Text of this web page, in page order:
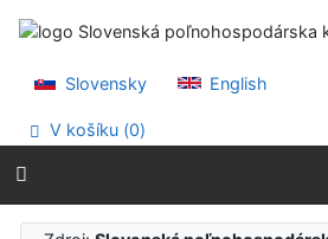
Prejsť na menu
Slovensky
English
V košíku (0)